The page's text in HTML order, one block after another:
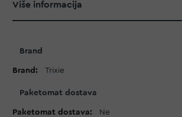
Više informacija
informacija
Brand
Trixie
Paketomat dostava
Ne